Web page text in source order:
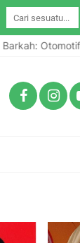
Otomotif -